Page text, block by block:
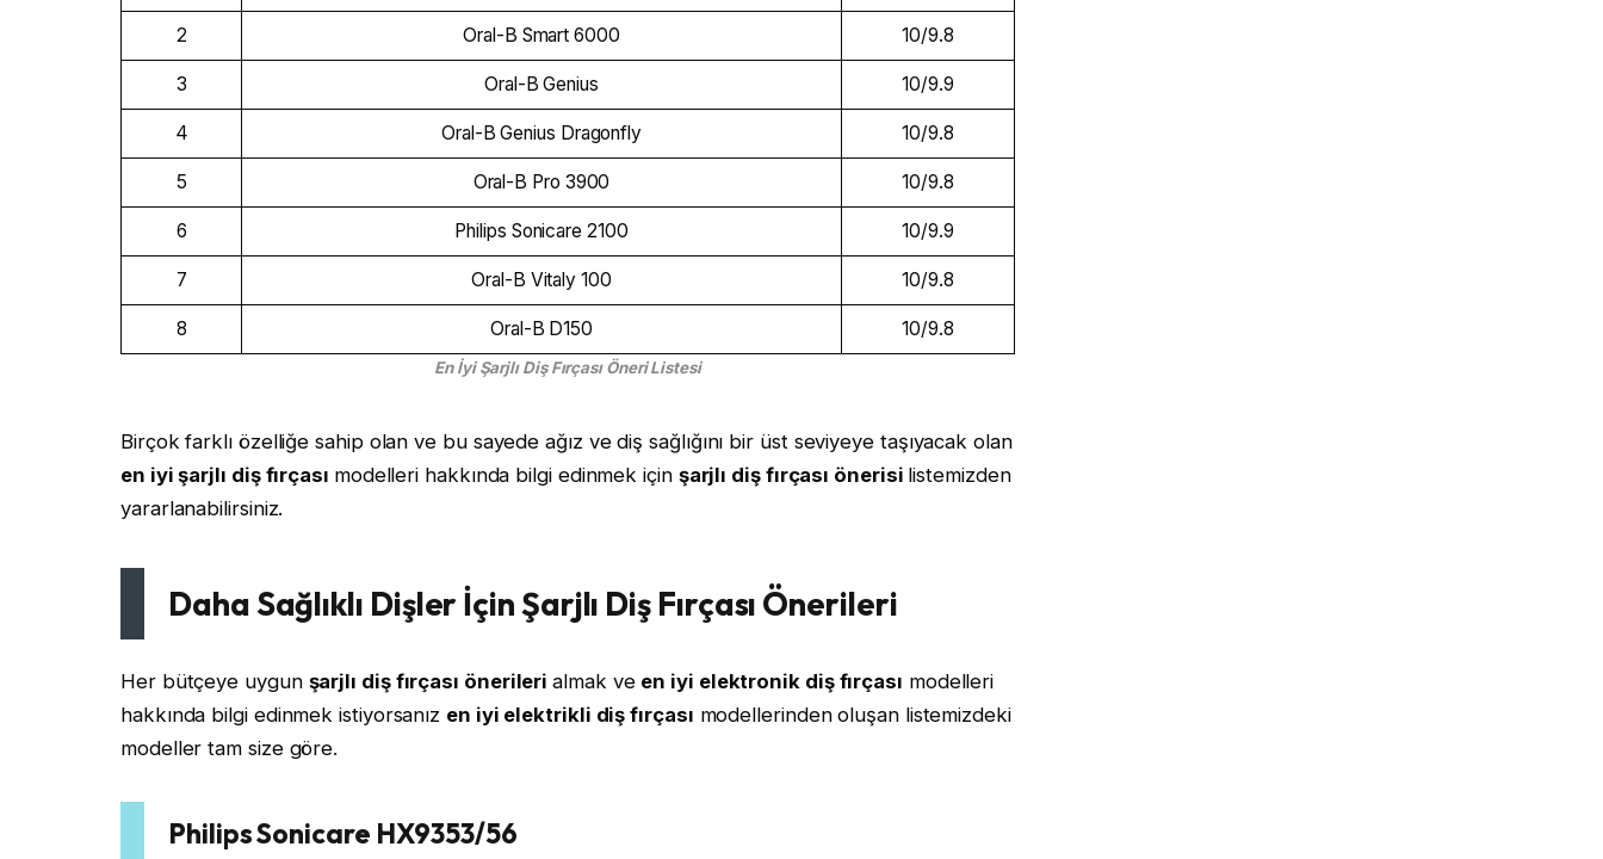
2 Oral-B Smart 6000 10/9.8
3 Oral-B Genius 10/9.9
4 Oral-B Genius Dragonfly 10/9.8
5 Oral-B Pro 3900 10/9.8
6 Philips Sonicare 2100 10/9.9
7 Oral-B Vitaly 100 10/9.8
8 Oral-B D150 10/9.8
En İyi Şarjlı Diş Fırçası Öneri Listesi
Birçok farklı özelliğe sahip olan ve bu sayede ağız ve diş sağlığını bir üst seviyeye taşıyacak olan
en iyi şarjlı diş fırçası modelleri hakkında bilgi edinmek için şarjlı diş fırçası önerisi listemizden
yararlanabilirsiniz.
Daha Sağlıklı Dişler İçin Şarjlı Diş Fırçası Önerileri
Her bütçeye uygun şarjlı diş fırçası önerilerialmak ve en iyi elektronik diş fırçası modelleri
hakkında bilgi edinmek istiyorsanız en iyi elektrikli diş fırçası modellerinden oluşan listemizdeki
modeller tam size göre.
Philips Sonicare HX9353/56